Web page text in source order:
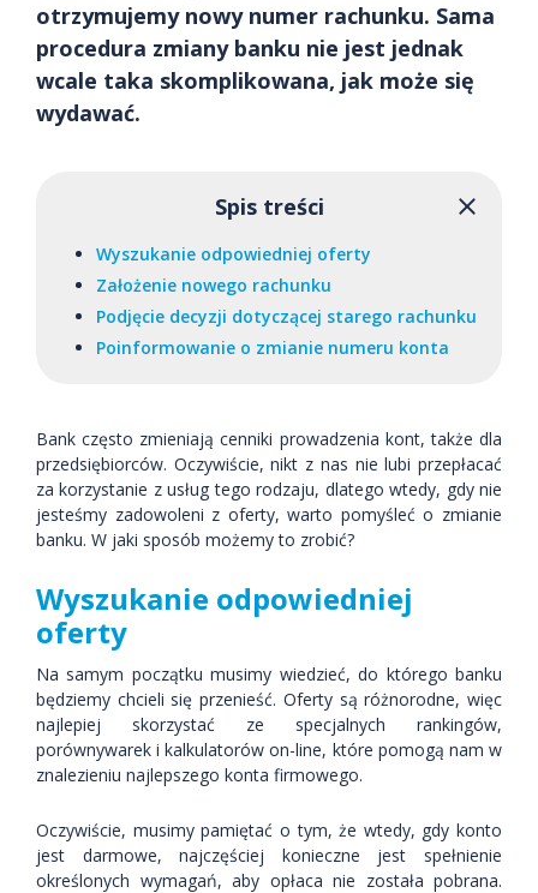
otrzymujemy nowy numer rachunku. Sama
procedura zmiany banku nie jest jednak
wcale taka skomplikowana, jak może się
wydawać.
Spis treści
Wyszukanie odpowiedniej oferty
Założenie nowego rachunku
Podjęcie decyzji dotyczącej starego rachunku
Poinformowanie o zmianie numeru konta
Bank często zmieniają cenniki prowadzenia kont, także dla
przedsiębiorców. Oczywiście, nikt z nas nie lubi przepłacać
za korzystanie z usług tego rodzaju, dlatego wtedy, gdy nie
jesteśmy zadowoleni z oferty, warto pomyśleć o zmianie
banku. W jaki sposób możemy to zrobić?
Wyszukanie odpowiedniej
oferty
Na samym początku musimy wiedzieć, do którego banku
będziemy chcieli się przenieść. Oferty są różnorodne, więc
najlepiej skorzystać ze specjalnych rankingów,
porównywarek i kalkulatorów on-line, które pomogą nam w
znalezieniu najlepszego konta firmowego.
Oczywiście, musimy pamiętać o tym, że wtedy, gdy konto
jest darmowe, najczęściej konieczne jest spełnienie
określonych wymagań, aby opłaca nie została pobrana.